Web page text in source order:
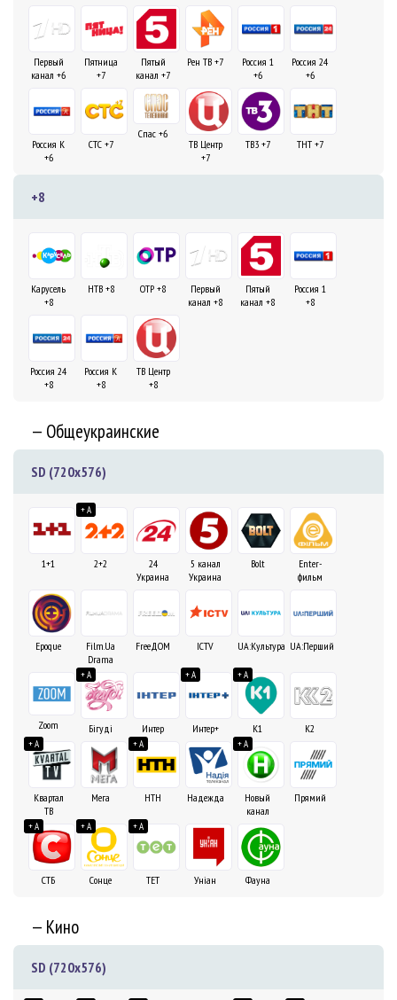
Первый
канал +6
Пятница
+7
Пятый
канал +7
Рен ТВ +7
Россия 1
+6
Россия 24
+6
Россия К
+6
СТС +7
Спас +6
ТВ Центр
+7
ТВ3 +7 ТНТ +7
+8
Карусель
+8
НТВ +8 ОТР +8
Первый
канал +8
Пятый
канал +8
Россия 1
+8
Россия 24
+8
Россия К
+8
ТВ Центр
+8
— Общеукраинские
SD (720x576)
1+1
+ A
2+2
24
Украина
5 канал
Украина
Bolt
Enter-
фильм
Epoque
Film.Ua
Drama
FreeДОМ ICTV UA:Культура UA:Перший
Zoom
+ A
Бiгудi Интер
+ A
Интер+
+ A
К1 К2
+ A
Квартал
ТВ
Мега
+ A
НТН Надежда
+ A
Новый
канал
Прямий
+ A
СТБ
+ A
Сонце
+ A
ТЕТ Унiан Фауна
— Кино
SD (720x576)